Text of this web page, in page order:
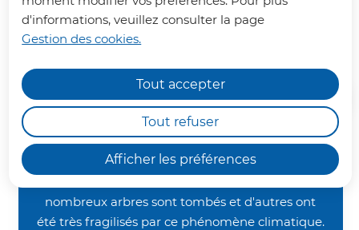
d'informations, veuillez consulter la page
Gestion des cookies.
Afficher les préférences
Tout accepter
Tout refuser
Chemins de randonnée
impraticables
Nous vous informons qu'en raison des dégâts
occasionnés par les orages de la fin juin, nos
nombreux arbres sont tombés et d'autres ont
été très fragilisés par ce phénomène climatique.
d'Aubencheul-aux-Bois
L'église Saint-Martin se situe au
centre de ce village presque
enclavé dans le Nord.